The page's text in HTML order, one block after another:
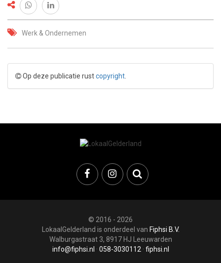
Werk & Ondernemen
Op deze publicatie rustcopyright
© 2016 - 2026
LokaalGelderland is onderdeel van Fiphsi B.V.
Walburgastraat 3, 8917 HJ Leeuwarden
info@fiphsi.nl · 058-3030112 · fiphsi.nl